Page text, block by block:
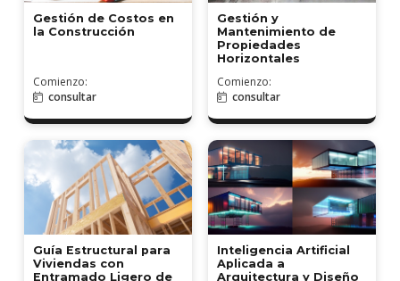
Gestión de Costos en
la Construcción
Comienzo:
consultar
Gestión y
Mantenimiento de
Propiedades
Horizontales
Comienzo:
consultar
Guía Estructural para
Viviendas con
Entramado Ligero de
Inteligencia Artificial
Aplicada a
Arquitectura y Diseño